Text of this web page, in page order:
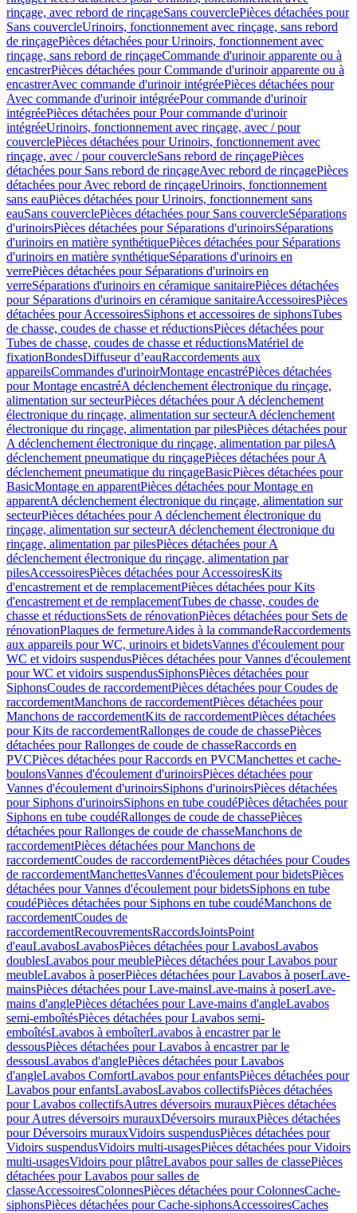
rinçage, avec rebord de rinçageSans couverclePièces détachées pour
Sans couvercleUrinoirs, fonctionnement avec rinçage, sans rebord
de rinçagePièces détachées pour Urinoirs, fonctionnement avec
rinçage, sans rebord de rinçageCommande d'urinoir apparente ou à
encastrerPièces détachées pour Commande d'urinoir apparente ou à
encastrerAvec commande d'urinoir intégréePièces détachées pour
Avec commande d'urinoir intégréePour commande d'urinoir
intégréePièces détachées pour Pour commande d'urinoir
intégréeUrinoirs, fonctionnement avec rinçage, avec / pour
couverclePièces détachées pour Urinoirs, fonctionnement avec
rinçage, avec / pour couvercleSans rebord de rinçagePièces
détachées pour Sans rebord de rinçageAvec rebord de rinçagePièces
détachées pour Avec rebord de rinçageUrinoirs, fonctionnement
sans eauPièces détachées pour Urinoirs, fonctionnement sans
eauSans couverclePièces détachées pour Sans couvercleSéparations
d'urinoirsPièces détachées pour Séparations d'urinoirsSéparations
d'urinoirs en matière synthétiquePièces détachées pour Séparations
d'urinoirs en matière synthétiqueSéparations d'urinoirs en
verrePièces détachées pour Séparations d'urinoirs en
verreSéparations d'urinoirs en céramique sanitairePièces détachées
pour Séparations d'urinoirs en céramique sanitaireAccessoiresPièces
détachées pour AccessoiresSiphons et accessoires de siphonsTubes
de chasse, coudes de chasse et réductionsPièces détachées pour
Tubes de chasse, coudes de chasse et réductionsMatériel de
fixationBondesDiffuseur d’eauRaccordements aux
appareilsCommandes d'urinoirMontage encastréPièces détachées
pour Montage encastréA déclenchement électronique du rinçage,
alimentation sur secteurPièces détachées pour A déclenchement
électronique du rinçage, alimentation sur secteurA déclenchement
électronique du rinçage, alimentation par pilesPièces détachées pour
A déclenchement électronique du rinçage, alimentation par pilesA
déclenchement pneumatique du rinçagePièces détachées pour A
déclenchement pneumatique du rinçageBasicPièces détachées pour
BasicMontage en apparentPièces détachées pour Montage en
apparentA déclenchement électronique du rinçage, alimentation sur
secteurPièces détachées pour A déclenchement électronique du
rinçage, alimentation sur secteurA déclenchement électronique du
rinçage, alimentation par pilesPièces détachées pour A
déclenchement électronique du rinçage, alimentation par
pilesAccessoiresPièces détachées pour AccessoiresKits
d'encastrement et de remplacementPièces détachées pour Kits
d'encastrement et de remplacementTubes de chasse, coudes de
chasse et réductionsSets de rénovationPièces détachées pour Sets de
rénovationPlaques de fermetureAides à la commandeRaccordements
aux appareils pour WC, urinoirs et bidetsVannes d'écoulement pour
WC et vidoirs suspendusPièces détachées pour Vannes d'écoulement
pour WC et vidoirs suspendusSiphonsPièces détachées pour
SiphonsCoudes de raccordementPièces détachées pour Coudes de
raccordementManchons de raccordementPièces détachées pour
Manchons de raccordementKits de raccordementPièces détachées
pour Kits de raccordementRallonges de coude de chassePièces
détachées pour Rallonges de coude de chasseRaccords en
PVCPièces détachées pour Raccords en PVCManchettes et cache-
boulonsVannes d'écoulement d'urinoirsPièces détachées pour
Vannes d'écoulement d'urinoirsSiphons d'urinoirsPièces détachées
pour Siphons d'urinoirsSiphons en tube coudéPièces détachées pour
Siphons en tube coudéRallonges de coude de chassePièces
détachées pour Rallonges de coude de chasseManchons de
raccordementPièces détachées pour Manchons de
raccordementCoudes de raccordementPièces détachées pour Coudes
de raccordementManchettesVannes d'écoulement pour bidetsPièces
détachées pour Vannes d'écoulement pour bidetsSiphons en tube
coudéPièces détachées pour Siphons en tube coudéManchons de
raccordementCoudes de
raccordementRecouvrementsRaccordsJointsPoint
d'eauLavabosLavabosPièces détachées pour LavabosLavabos
doublesLavabos pour meublePièces détachées pour Lavabos pour
meubleLavabos à poserPièces détachées pour Lavabos à poserLave-
mainsPièces détachées pour Lave-mainsLave-mains à poserLave-
mains d'anglePièces détachées pour Lave-mains d'angleLavabos
semi-emboîtésPièces détachées pour Lavabos semi-
emboîtésLavabos à emboîterLavabos à encastrer par le
dessousPièces détachées pour Lavabos à encastrer par le
dessousLavabos d'anglePièces détachées pour Lavabos
d'angleLavabos ComfortLavabos pour enfantsPièces détachées pour
Lavabos pour enfantsLavabosLavabos collectifsPièces détachées
pour Lavabos collectifsAutres déversoirs murauxPièces détachées
pour Autres déversoirs murauxDéversoirs murauxPièces détachées
pour Déversoirs murauxVidoirs suspendusPièces détachées pour
Vidoirs suspendusVidoirs multi-usagesPièces détachées pour Vidoirs
multi-usagesVidoirs pour plâtreLavabos pour salles de classePièces
détachées pour Lavabos pour salles de
classeAccessoiresColonnesPièces détachées pour ColonnesCache-
siphonsPièces détachées pour Cache-siphonsAccessoiresCaches